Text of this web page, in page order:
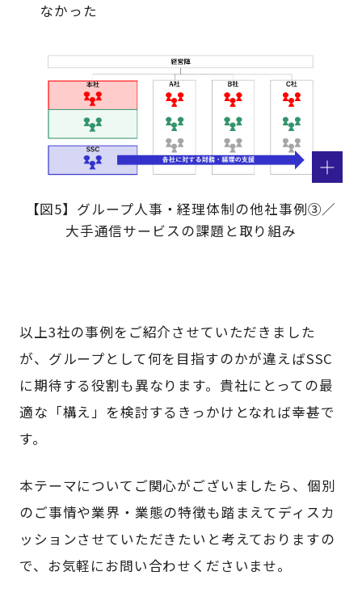
なかった
【図5】グループ人事・経理体制の他社事例③／
大手通信サービスの課題と取り組み
以上3社の事例をご紹介させていただきました
が、グループとして何を目指すのかが違えばSSC
に期待する役割も異なります。貴社にとっての最
適な「構え」を検討するきっかけとなれば幸甚で
す。
本テーマについてご関心がございましたら、個別
のご事情や業界・業態の特徴も踏まえてディスカ
ッションさせていただきたいと考えておりますの
で、お気軽にお問い合わせくださいませ。